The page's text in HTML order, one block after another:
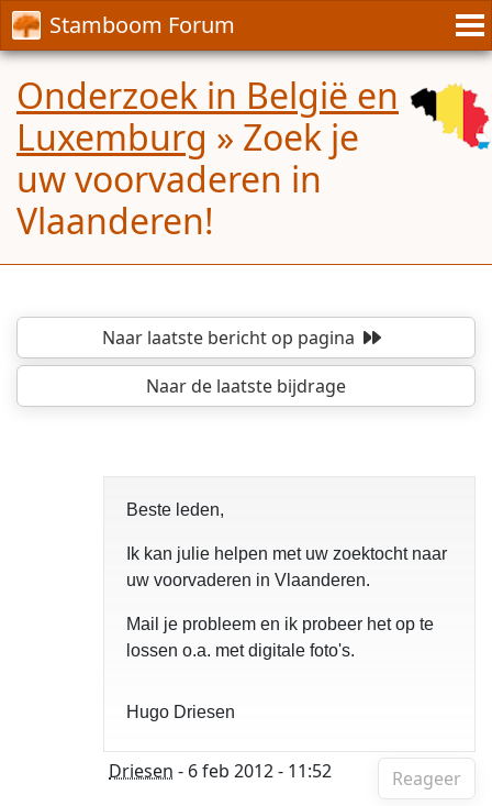
Stamboom Forum
Onderzoek in België en
Luxemburg » Zoek je
uw voorvaderen in
Vlaanderen!
Naar laatste berichtop pagina
Naar de laatste bijdrage
Beste leden,
Ik kan julie helpen met uw zoektocht naar
uw voorvaderen in Vlaanderen.
Mail je probleem en ik probeer het op te
lossen o.a. met digitale foto's.
Hugo Driesen
Reageer
Driesen - 6 feb 2012 - 11:52